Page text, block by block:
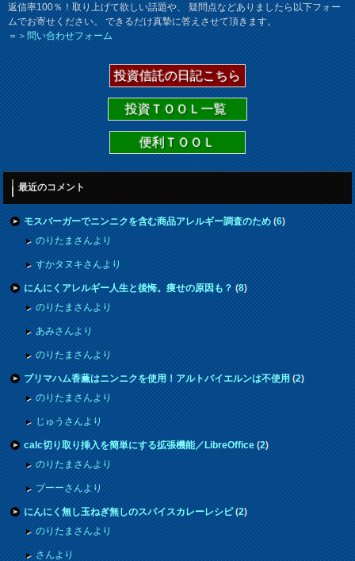
返信率100％！取り上げて欲しい話題や、 疑問点などありましたら以下フォー
ムでお寄せください。 できるだけ真摯に答えさせて頂きます。
＝＞問い合わせフォーム
投資信託の日記こちら
投資ＴＯＯＬ一覧
便利ＴＯＯＬ
最近のコメント
モスバーガーでニンニクを含む商品アレルギー調査のため(6)
のりたまさんより
すかタヌキさんより
にんにくアレルギー人生と後悔。痩せの原因も？(8)
のりたまさんより
あみさんより
のりたまさんより
プリマハム香薫はニンニクを使用！アルトバイエルンは不使用(2)
のりたまさんより
じゅうさんより
calc切り取り挿入を簡単にする拡張機能／LibreOffice(2)
のりたまさんより
プーーさんより
にんにく無し玉ねぎ無しのスパイスカレーレシピ(2)
のりたまさんより
さんより